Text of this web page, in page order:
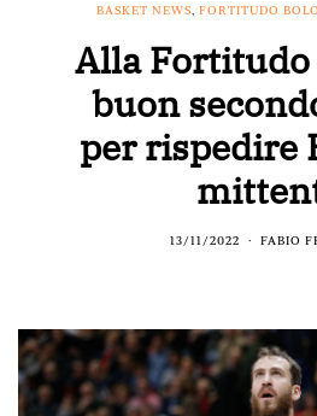
BASKET NEWS, FORTITUDO
Alla Fortitudo
buon
per rispedire
13/11/2022 FABIO